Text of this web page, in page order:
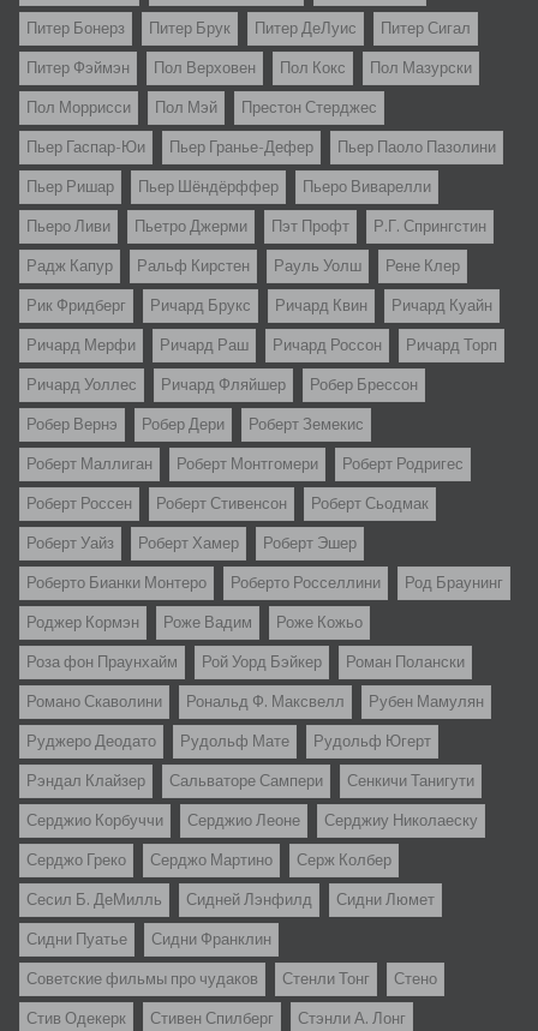
Питер Бонерз Питер Брук Питер ДеЛуис Питер Сигал
Питер Фэймэн Пол Верховен Пол Кокс Пол Мазурски
Пол Моррисси Пол Мэй Престон Стерджес
Пьер Гаспар-Юи Пьер Гранье-Дефер Пьер Паоло Пазолини
Пьер Ришар Пьер Шёндёрффер Пьеро Виварелли
Пьеро Ливи Пьетро Джерми Пэт Профт Р.Г. Спрингстин
Радж Капур Ральф Кирстен Рауль Уолш Рене Клер
Рик Фридберг Ричард Брукс Ричард Квин Ричард Куайн
Ричард Мерфи Ричард Раш Ричард Россон Ричард Торп
Ричард Уоллес Ричард Фляйшер Робер Брессон
Робер Вернэ Робер Дери Роберт Земекис
Роберт Маллиган Роберт Монтгомери Роберт Родригес
Роберт Россен Роберт Стивенсон Роберт Сьодмак
Роберт Уайз Роберт Хамер Роберт Эшер
Роберто Бианки Монтеро Роберто Росселлини Род Браунинг
Роджер Кормэн Роже Вадим Роже Кожьо
Роза фон Праунхайм Рой Уорд Бэйкер Роман Полански
Романо Скаволини Рональд Ф. Максвелл Рубен Мамулян
Руджеро Деодато Рудольф Мате Рудольф Югерт
Рэндал Клайзер Сальваторе Сампери Сенкичи Танигути
Серджио Корбуччи Серджио Леоне Серджиу Николаеску
Серджо Греко Серджо Мартино Серж Колбер
Сесил Б. ДеМилль Сидней Лэнфилд Сидни Люмет
Сидни Пуатье Сидни Франклин
Советские фильмы про чудаков Стенли Тонг Стено
Стив Одекерк Стивен Спилберг Стэнли А. Лонг